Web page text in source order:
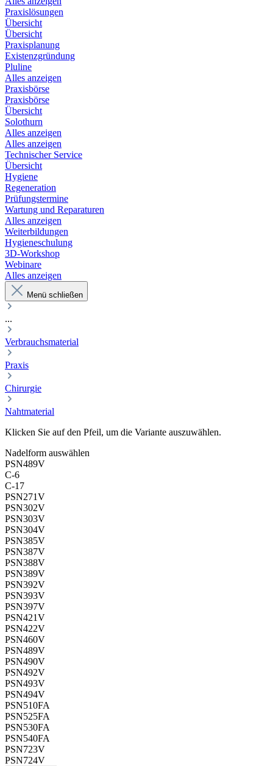
Praxislösungen
Übersicht
Übersicht
Praxisplanung
Existenzgründung
Pluline
Alles anzeigen
Praxisbörse
Praxisbörse
Übersicht
Solothurn
Alles anzeigen
Alles anzeigen
Technischer Service
Übersicht
Hygiene
Regeneration
Prüfungstermine
Wartung und Reparaturen
Alles anzeigen
Weiterbildungen
Hygieneschulung
3D-Workshop
Webinare
Alles anzeigen
Menü schließen
...
Verbrauchsmaterial
Praxis
Chirurgie
Nahtmaterial
Klicken Sie auf den Pfeil, um die Variante auszuwählen.
Nadelform auswählen
PSN489V
C-6
C-17
PSN271V
PSN302V
PSN303V
PSN304V
PSN385V
PSN387V
PSN388V
PSN389V
PSN392V
PSN393V
PSN397V
PSN421V
PSN422V
PSN460V
PSN489V
PSN490V
PSN492V
PSN493V
PSN494V
PSN510FA
PSN525FA
PSN530FA
PSN540FA
PSN723V
PSN724V